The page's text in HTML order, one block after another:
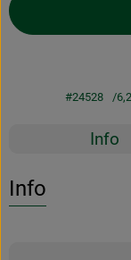
#24528
Info
Info